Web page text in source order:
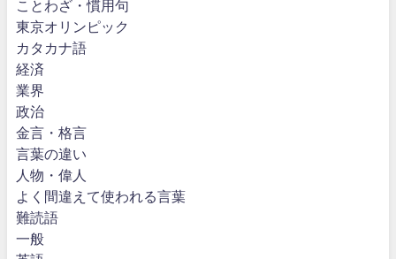
ことわざ・慣用句
東京オリンピック
カタカナ語
経済
業界
政治
金言・格言
言葉の違い
人物・偉人
よく間違えて使われる言葉
難読語
一般